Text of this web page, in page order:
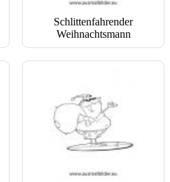
Schlittenfahrender
Weihnachtsmann